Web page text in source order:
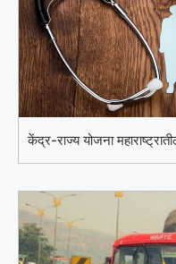
केंद्र-राज्य योजना